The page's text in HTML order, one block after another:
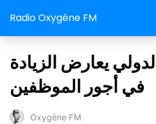
Radio Oxygène FM
يعارض الزيادة
في أجور الموظفين
Oxygène FM